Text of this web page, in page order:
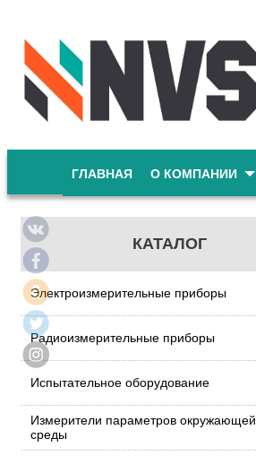
ГЛАВНАЯ О КОМПАНИИ
КАТАЛОГ
Электроизмерительные приборы
Радиоизмерительные приборы
Испытательное оборудование
Измерители параметров окружающей
среды